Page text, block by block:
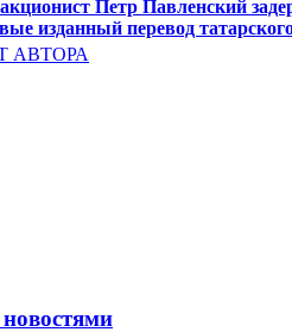
Петр Павленский
изданный перевод
АВТОРА